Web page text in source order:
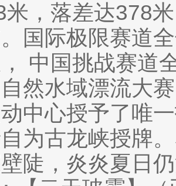
米，落差达378
国际极限赛道
中国挑战赛道
然水域漂流大
动中心授予了唯
为古龙峡授牌
陡，炎炎夏日